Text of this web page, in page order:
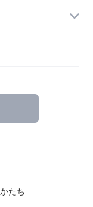
たち